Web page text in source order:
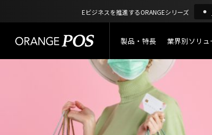
Eビジネスを推進するORANGEシリーズ
製品・特長
特長
製品概要
ORANGE POSの強み
業界別ソリュ
小売業
アパレル
リユース・